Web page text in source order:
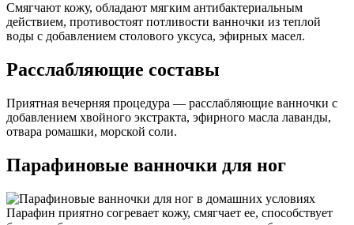
Смягчают кожу, обладают мягким антибактериальным
действием, противостоят потливости ванночки из теплой
воды с добавлением столового уксуса, эфирных масел.
Расслабляющие составы
Приятная вечерняя процедура — расслабляющие ванночки с
добавлением хвойного экстракта, эфирного масла лаванды,
отвара ромашки, морской соли.
Парафиновые ванночки для ног
Парафин приятно согревает кожу, смягчает ее, способствует